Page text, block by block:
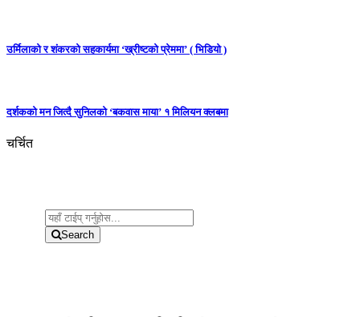
उर्मिलाको र शंकरको सहकार्यमा ‘ख्रीष्टको प्रेममा’ ( भिडियो )
दर्शकको मन जित्दै सुनिलको ‘बकवास माया’ १ मिलियन क्लबमा
चर्चित
Search